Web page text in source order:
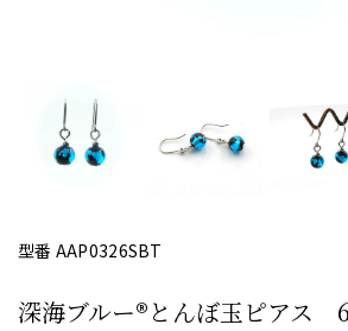
型番 AAP0326SBT
深海ブルー®とんぼ玉ピア